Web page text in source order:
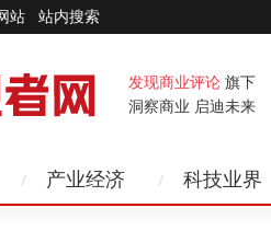
站 站内搜索
发现商业评论旗下
洞察商业 启迪未来
产业经济 科技业界